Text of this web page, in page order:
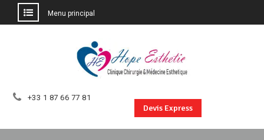
Menu principal
+33 1 87 66 77 81
Devis Express